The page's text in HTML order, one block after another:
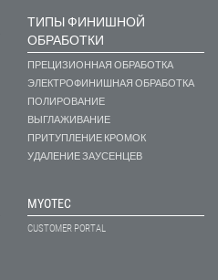
ТИПЫ ФИНИШНОЙ
ОБРАБОТКИ
ПРЕЦИЗИОННАЯ ОБРАБОТКА
ЭЛЕКТРОФИНИШНАЯ ОБРАБОТКА
ПОЛИРОВАНИЕ
ВЫГЛАЖИВАНИЕ
ПРИТУПЛЕНИЕ КРОМОК
УДАЛЕНИЕ ЗАУСЕНЦЕВ
MYOTEC
CUSTOMER PORTAL